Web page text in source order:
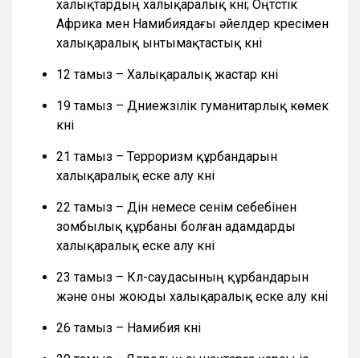
халықтардың халықаралық күні; Оңтүстік
Африка мен Намибиядағы әйелдер күресімен
халықаралық ынтымақтастық күні
12 тамыз – Халықаралық жастар күні
19 тамыз – Дүниежүзілік гуманитарлық көмек
күні
21 тамыз – Терроризм құрбандарын
халықаралық еске алу күні
22 тамыз – Дін немесе сенім себебінен
зомбылық құрбаны болған адамдарды
халықаралық еске алу күні
23 тамыз – Күл-саудасының құрбандарын
және оны жоюды халықаралық еске алу күні
26 тамыз – Намибия күні